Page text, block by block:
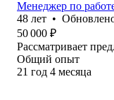
Менеджер по
48 лет •
50 000 ₽
Рассматривает
Общий опыт
21 год 4 месяца